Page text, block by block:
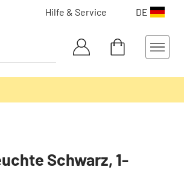
Hilfe & Service DE
Schwarz, 1-